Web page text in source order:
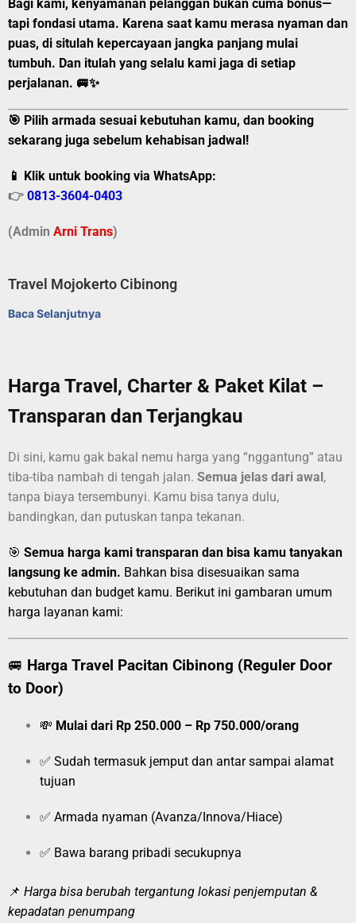
Bagi kami, kenyamanan pelanggan bukan cuma bonus—
tapi fondasi utama. Karena saat kamu merasa nyaman dan
puas, di situlah kepercayaan jangka panjang mulai
tumbuh. Dan itulah yang selalu kami jaga di setiap
perjalanan. 🚐✨
🎯 Pilih armada sesuai kebutuhan kamu, dan booking
sekarang juga sebelum kehabisan jadwal!
📱 Klik untuk booking via WhatsApp:
👉 0813-3604-0403
(Admin Arni Trans)
Travel Mojokerto Cibinong
Baca Selanjutnya
Harga Travel, Charter & Paket Kilat –
Transparan dan Terjangkau
Di sini, kamu gak bakal nemu harga yang “nggantung” atau
tiba-tiba nambah di tengah jalan. Semua jelas dari awal ,
tanpa biaya tersembunyi. Kamu bisa tanya dulu,
bandingkan, dan putuskan tanpa tekanan.
🎯 Semua harga kami transparan dan bisa kamu tanyakan
langsung ke admin. Bahkan bisa disesuaikan sama
kebutuhan dan budget kamu. Berikut ini gambaran umum
harga layanan kami:
🚐 Harga Travel Pacitan Cibinong (Reguler Door
to Door)
💸 Mulai dari Rp 250.000 – Rp 750.000/orang
✅ Sudah termasuk jemput dan antar sampai alamat
tujuan
✅ Armada nyaman (Avanza/Innova/Hiace)
✅ Bawa barang pribadi secukupnya
📌 Harga bisa berubah tergantung lokasi penjemputan &
kepadatan penumpang